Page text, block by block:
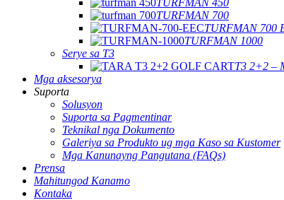
TURFMAN 450
TURFMAN 700
TURFMAN 700
TURFMAN 1000
Serye sa T3
T3 2+2 –
Mga aksesorya
Suporta
Solusyon
Suporta sa Pagmentinar
Teknikal nga Dokumento
Galeriya sa Produkto ug mga Kaso sa Kustomer
Mga Kanunayng Pangutana (FAQs)
Prensa
Mahitungod Kanamo
Kontaka